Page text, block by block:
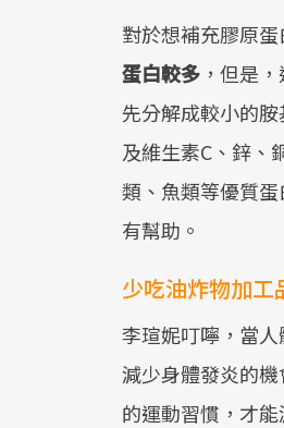
對於想補充膠原蛋
蛋白較多 ，但是
先分解成較小的
及維生素C、鋅、
類、魚類等優質
有幫助。
少吃油炸物加
李瑄妮叮嚀，當
減少身體發炎的
的運動習慣，才